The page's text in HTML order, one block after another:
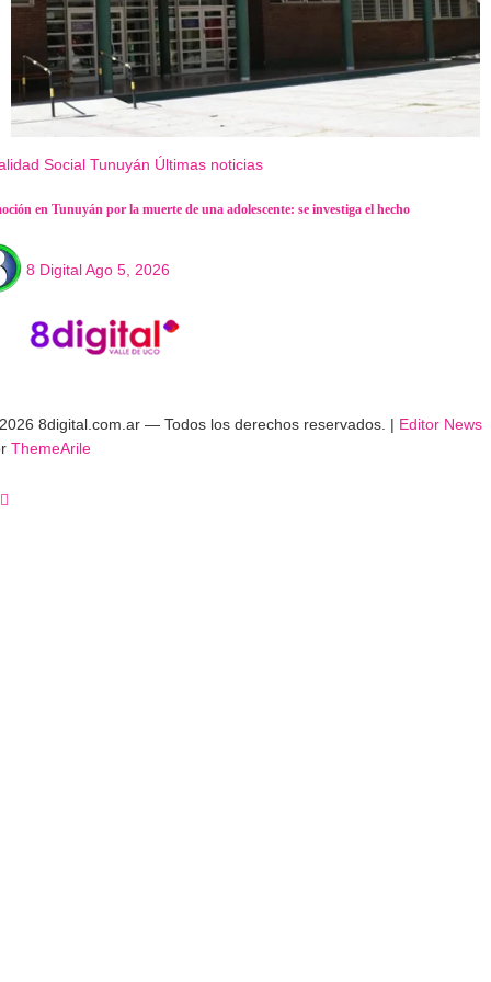
Social Tunuyán Últimas noticias
en Tunuyán por la muerte de una adolescente: se investiga el hecho
8 DigitalAgo 5, 2026
8digital.com.ar — Todos los derechos reservados. | Editor News
ThemeArile